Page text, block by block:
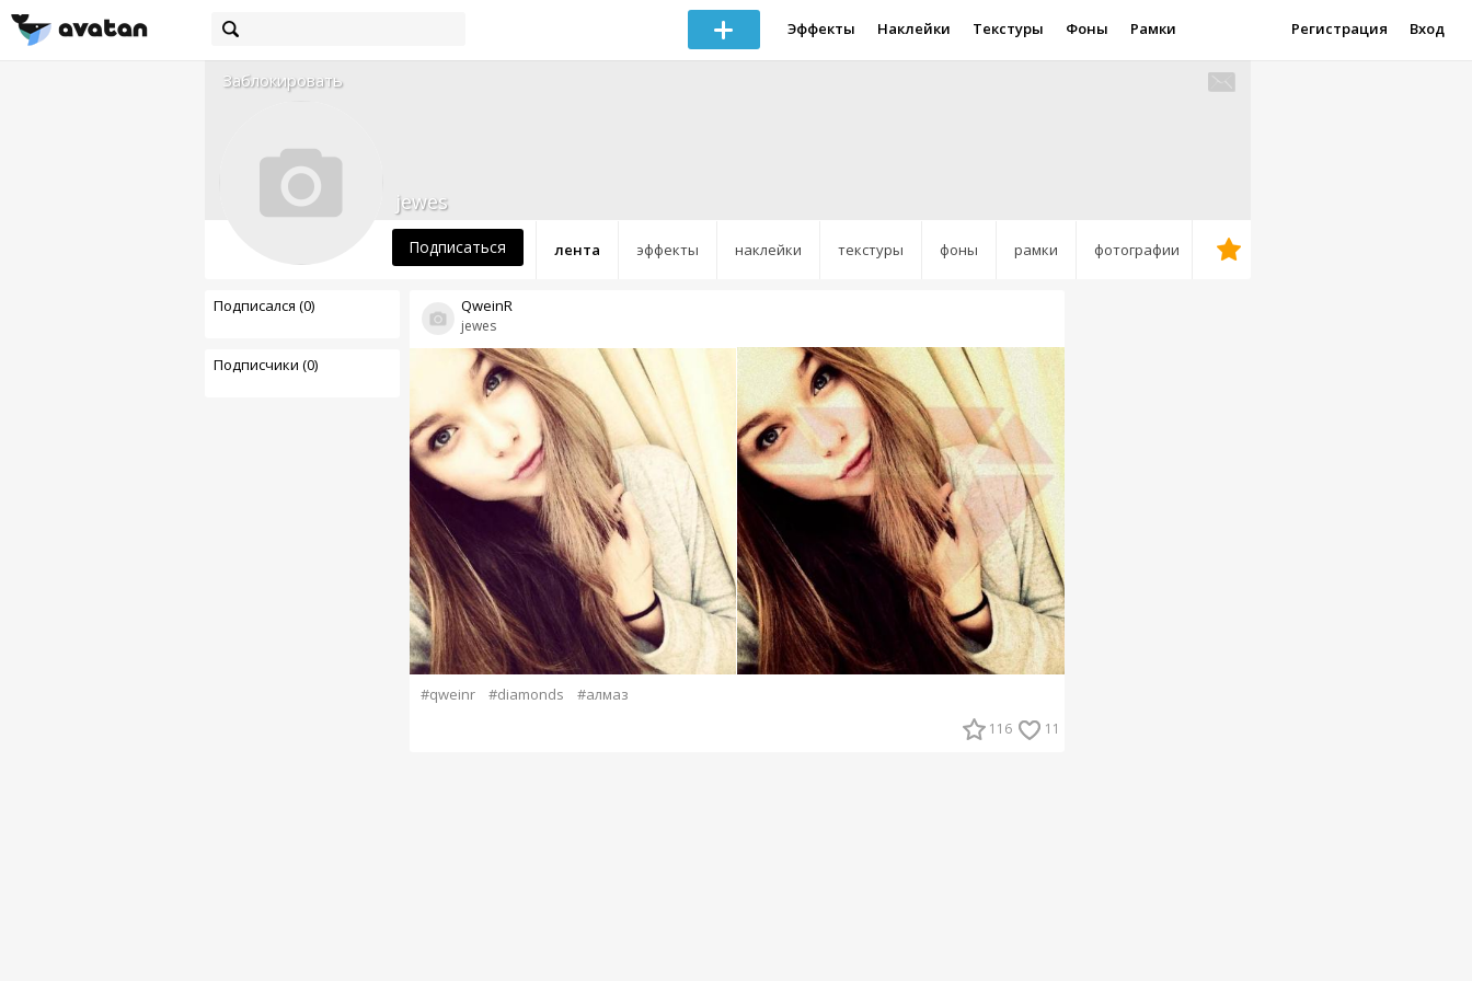
Эффекты Наклейки Текстуры Фоны Рамки Регистрация Вход
Заблокировать
лента эффекты наклейки текстуры фоны рамки фотографии
jewes
Подписаться
Подписался (0)
Подписчики (0)
jewes
QweinR
#qweinr #diamonds #алмаз
116 11